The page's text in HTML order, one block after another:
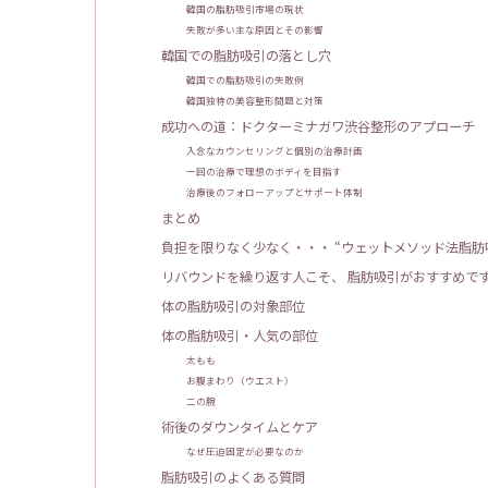
韓国の脂肪吸引市場の現状
失敗が多い主な原因とその影響
韓国での脂肪吸引の落とし穴
韓国での脂肪吸引の失敗例
韓国独特の美容整形問題と対策
成功への道：ドクターミナガワ渋谷整形のアプローチ
入念なカウンセリングと個別の治療計画
一回の治療で理想のボディを目指す
治療後のフォローアップとサポート体制
まとめ
負担を限りなく少なく・・・ “ウェットメソッド法脂肪
リバウンドを繰り返す人こそ、 脂肪吸引がおすすめです
体の脂肪吸引の対象部位
体の脂肪吸引・人気の部位
太もも
お腹まわり（ウエスト）
二の腕
術後のダウンタイムとケア
なぜ圧迫固定が必要なのか
脂肪吸引のよくある質問